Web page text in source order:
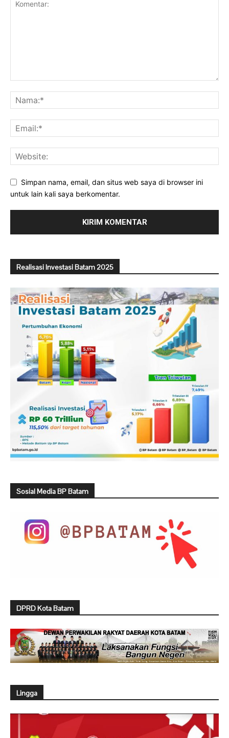
Simpan nama, email, dan situs web saya di browser ini
untuk lain kali saya berkomentar.
Realisasi Investasi Batam 2025
Sosial Media BP Batam
DPRD Kota Batam
Lingga